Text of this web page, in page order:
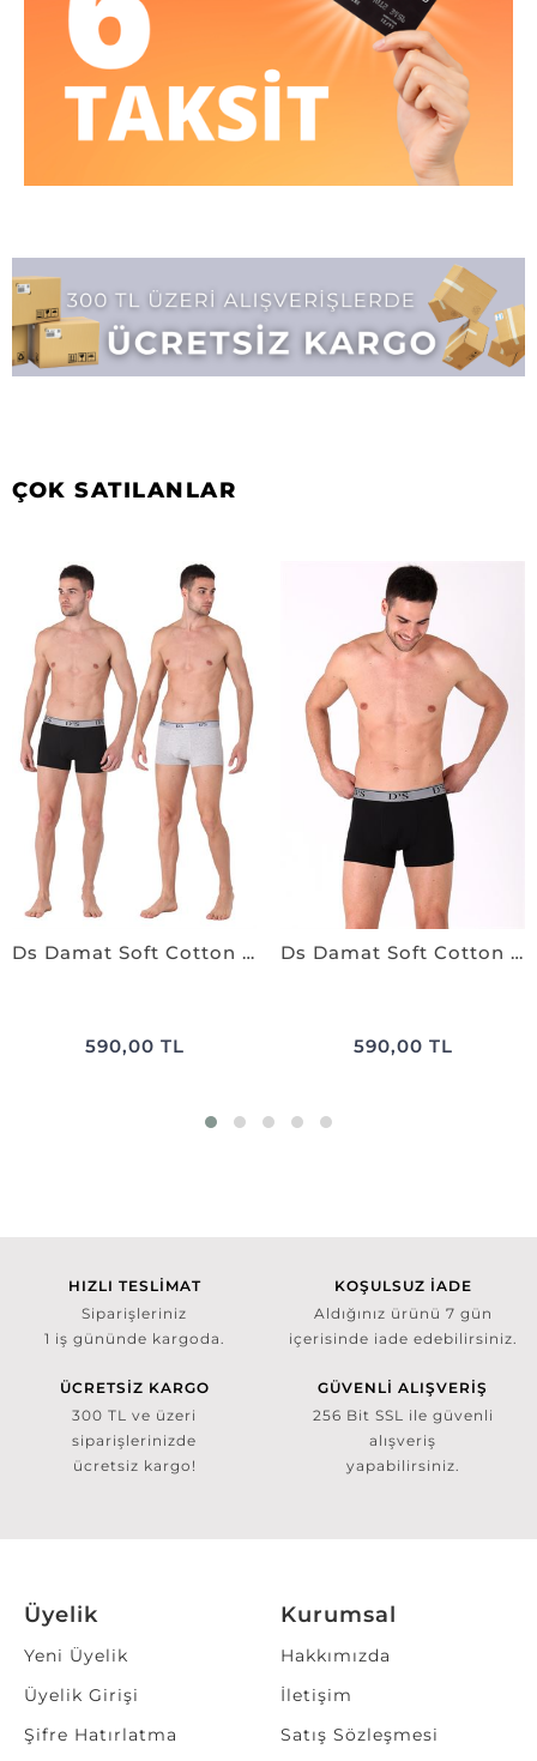
ÇOK SATILANLAR
Ds Damat Soft Cotton 2'li Boxer SİYAH-GRİ
590,00 TL
Ds Damat Soft Cotton 2'li Boxer SİYAH
590,00 TL
HIZLI TESLİMAT
Siparişleriniz
1 iş gününde kargoda.
KOŞULSUZ İADE
Aldığınız ürünü 7 gün
içerisinde iade edebilirsiniz.
ÜCRETSİZ KARGO
300 TL ve üzeri
siparişlerinizde
ücretsiz kargo!
GÜVENLİ ALIŞVERİŞ
256 Bit SSL ile güvenli
alışveriş
yapabilirsiniz.
Üyelik
Yeni Üyelik
Üyelik Girişi
Şifre Hatırlatma
Kurumsal
Hakkımızda
İletişim
Satış Sözleşmesi